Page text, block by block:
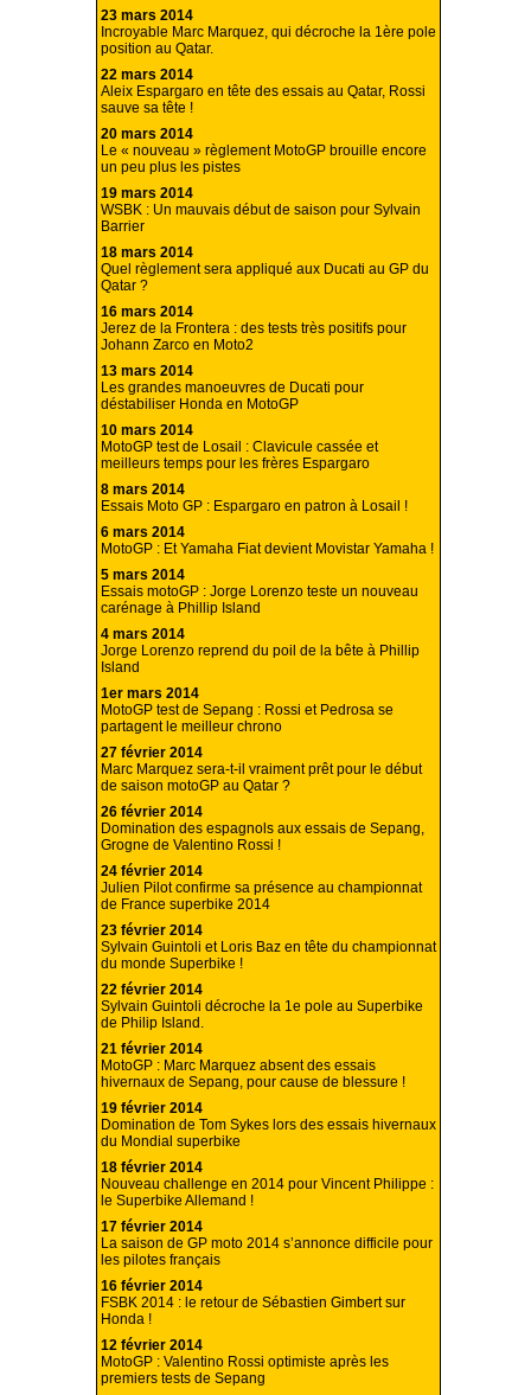
23 mars 2014
Incroyable Marc Marquez, qui décroche la 1ère pole
position au Qatar.
22 mars 2014
Aleix Espargaro en tête des essais au Qatar, Rossi
sauve sa tête !
20 mars 2014
Le « nouveau » règlement MotoGP brouille encore
un peu plus les pistes
19 mars 2014
WSBK : Un mauvais début de saison pour Sylvain
Barrier
18 mars 2014
Quel règlement sera appliqué aux Ducati au GP du
Qatar ?
16 mars 2014
Jerez de la Frontera : des tests très positifs pour
Johann Zarco en Moto2
13 mars 2014
Les grandes manoeuvres de Ducati pour
déstabiliser Honda en MotoGP
10 mars 2014
MotoGP test de Losail : Clavicule cassée et
meilleurs temps pour les frères Espargaro
8 mars 2014
Essais Moto GP : Espargaro en patron à Losail !
6 mars 2014
MotoGP : Et Yamaha Fiat devient Movistar Yamaha !
5 mars 2014
Essais motoGP : Jorge Lorenzo teste un nouveau
carénage à Phillip Island
4 mars 2014
Jorge Lorenzo reprend du poil de la bête à Phillip
Island
1er mars 2014
MotoGP test de Sepang : Rossi et Pedrosa se
partagent le meilleur chrono
27 février 2014
Marc Marquez sera-t-il vraiment prêt pour le début
de saison motoGP au Qatar ?
26 février 2014
Domination des espagnols aux essais de Sepang,
Grogne de Valentino Rossi !
24 février 2014
Julien Pilot confirme sa présence au championnat
de France superbike 2014
23 février 2014
Sylvain Guintoli et Loris Baz en tête du championnat
du monde Superbike !
22 février 2014
Sylvain Guintoli décroche la 1e pole au Superbike
de Philip Island.
21 février 2014
MotoGP : Marc Marquez absent des essais
hivernaux de Sepang, pour cause de blessure !
19 février 2014
Domination de Tom Sykes lors des essais hivernaux
du Mondial superbike
18 février 2014
Nouveau challenge en 2014 pour Vincent Philippe :
le Superbike Allemand !
17 février 2014
La saison de GP moto 2014 s’annonce difficile pour
les pilotes français
16 février 2014
FSBK 2014 : le retour de Sébastien Gimbert sur
Honda !
12 février 2014
MotoGP : Valentino Rossi optimiste après les
premiers tests de Sepang